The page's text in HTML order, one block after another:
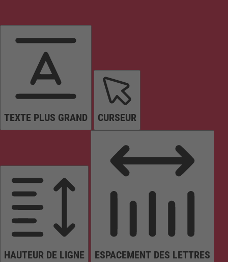
TEXTE PLUS GRAND CURSEUR
HAUTEUR DE LIGNE ESPACEMENT DES LETTRES